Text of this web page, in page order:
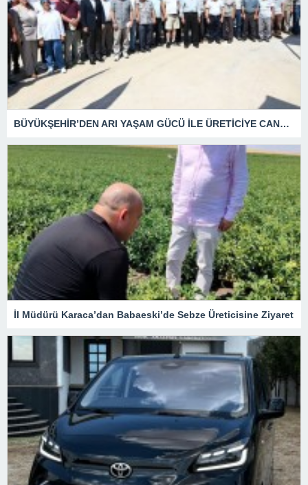
BÜYÜKŞEHİR’DEN ARI YAŞAM GÜCÜ İLE ÜRETİCİYE CANDAN DESTEK
İl Müdürü Karaca’dan Babaeski’de Sebze Üreticisine Ziyaret